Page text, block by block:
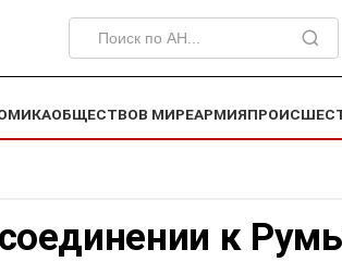
ОБЩЕСТВОВ МИРЕАРМИЯ
к